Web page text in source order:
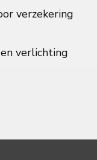
verzekering
verlichting